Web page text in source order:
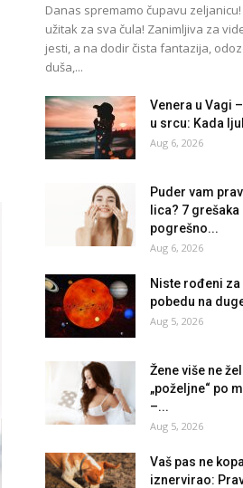
Danas spremamo čupavu
užitak za sva čula! Zanimljiva za
jesti, a na dodir čista fantazija,
duša,...
Venera u Vagi
u srcu: Kada
Aug 6, 2026
Puder vam
lica? 7
pogrešno...
Aug 6, 2026
Niste rođeni za
pobedu na
Aug 5, 2026
Žene više ne
„poželjne“ po
–...
Aug 5, 2026
Vaš pas ne
iznervirao: